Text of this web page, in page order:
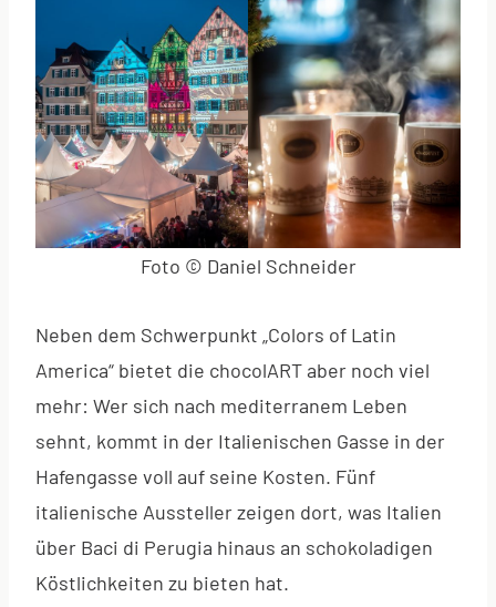
Foto © Daniel Schneider
Neben dem Schwerpunkt „Colors of Latin
America“ bietet die chocolART aber noch viel
mehr: Wer sich nach mediterranem Leben
sehnt, kommt in der Italienischen Gasse in der
Hafengasse voll auf seine Kosten. Fünf
italienische Aussteller zeigen dort, was Italien
über Baci di Perugia hinaus an schokoladigen
Köstlichkeiten zu bieten hat.